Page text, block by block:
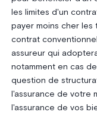
les limites d'un
payer moins cher les
contrat
assureur qui
notamment en cas
question de
l'assurance de votre
l'assurance de vos